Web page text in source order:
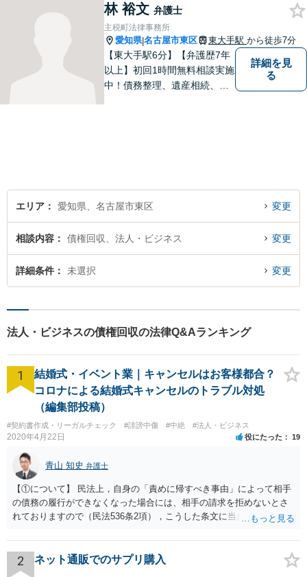
は、一度ご相談ください。
【当日・休日・夜間相談可】
林 裕文 弁護士
主税町法律事務所
愛知県|名古屋市東区 東大手駅 から徒歩7分
【東大手駅6分】【弁護歴7年
以上】初回1時間無料相談実施
中！債務整理、遺産相続、離
詳細を見
る
エリア 愛知県、名古屋市東区 変更
相談内容 債権回収、法人・ビジネス 変更
詳細条件 未選択 変更
法人・ビジネスの債権回収の法律Q&Aランキング
1
結婚式・イベント業｜キャンセルはお客様都合？
コロナによる結婚式キャンセルのトラブル対処
（編集部投稿）
#契約書作成・リーガルチェック #誹謗中傷 #中絶 #法人・ビジネス
2020年4月22日 役にたった 19
青山 知史 弁護士
【①について】 民法上，自身の「責めに帰すべき事由」によって相手
の債務の履行ができなくなった場合には、相手の請求を拒めないとさ
れておりますので（民法536条2項），こうした条文に当たるかが問題
現在の各宣言や要請は，強制力のあるものではなく，震災等で対象施
設が滅失してしまった場合と異なり，挙式等自体が物理的に不可能に
なったとまではいえないかと思われます。こうした中で，顧客の判断
2 ネット通販でのサプリ購入